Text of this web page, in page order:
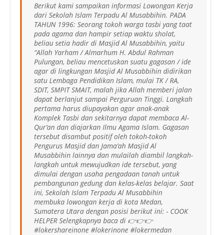
Berikut kami sampaikan informasi Lowongan Kerja
dari Sekolah Islam Terpadu Al Musabbihin. PADA
TAHUN 1996: Seorang tokoh warga tasbi yang taat
pada agama dan hampir setiap waktu sholat,
beliau setia hadir di Masjid Al Musabbihin, yaitu
“Allah Yarham / Almarhum H. Abdul Rahman
Pulungan, beliau mencetuskan suatu gagasan / ide
agar di lingkungan Masjid Al Musabbihin didirikan
satu Lembaga Pendidikan Islam, mulai TK / RA,
SDIT, SMPIT SMAIT, malah jika Allah memberi jalan
dapat berlanjut sampai Perguruan Tinggi. Langkah
pertama harus diupayakan agar anak-anak
Komplek Tasbi dan sekitarnya dapat membaca Al-
Qur’an dan diajarkan Ilmu Agama Islam. Gagasan
tersebut disambut positif oleh tokoh-tokoh
Pengurus Masjid dan Jama’ah Masjid Al
Musabbihin lainnya dan mulailah diambil langkah-
langkah untuk mewujudkan ide tersebut, yang
dimulai dengan usaha pengadaan tanah untuk
pembangunan gedung dan kelas-kelas belajar. Saat
ini, Sekolah Islam Terpadu Al Musabbihin
membuka lowongan kerja di kota Medan,
Sumatera Utara dengan posisi berikut ini: - COOK
HELPER Selengkapnya baca di 👉👉👉
#lokershareinone #lokerinone #lokermedan